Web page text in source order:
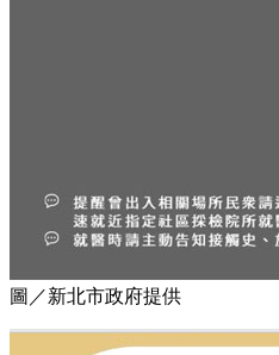
圖／新北市政府提供